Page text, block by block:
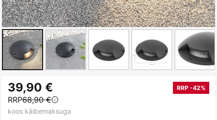
to
the
beginning
39,90 € RRP -42%
RRP68,90 €
koos käibemaksuga